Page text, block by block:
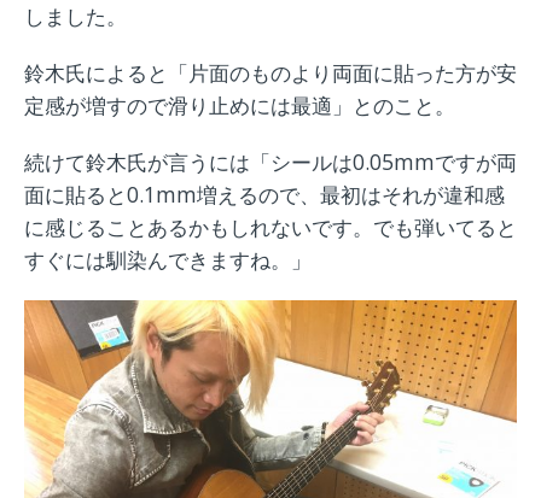
しました。
鈴木氏によると「片面のものより両面に貼った方が安
定感が増すので滑り止めには最適」とのこと。
続けて鈴木氏が言うには「シールは0.05mmですが両
面に貼ると0.1mm増えるので、最初はそれが違和感
に感じることあるかもしれないです。でも弾いてると
すぐには馴染んできますね。」